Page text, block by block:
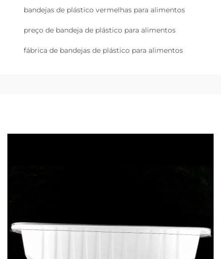
bandejas de plástico vermelhas para alimentos
preço de bandeja de plástico para alimentos
fábrica de bandejas de plástico para alimentos